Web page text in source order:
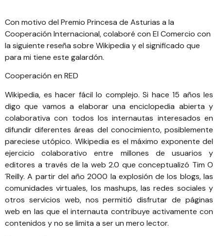
Con motivo del Premio Princesa de Asturias a la
Cooperación Internacional, colaboré con El Comercio con
la siguiente reseña sobre Wikipedia y el significado que
para mi tiene este galardón.
Cooperación en RED
Wikipedia, es hacer fácil lo complejo. Si hace 15 años les
digo que vamos a elaborar una enciclopedia abierta y
colaborativa con todos los internautas interesados en
difundir diferentes áreas del conocimiento, posiblemente
pareciese utópico. Wikipedia es el máximo exponente del
ejercicio colaborativo entre millones de usuarios y
editores a través de la web 2.0 que conceptualizó Tim O
´Reilly. A partir del año 2000 la explosión de los blogs, las
comunidades virtuales, los mashups, las redes sociales y
otros servicios web, nos permitió disfrutar de páginas
web en las que el internauta contribuye activamente con
contenidos y no se limita a ser un mero lector.